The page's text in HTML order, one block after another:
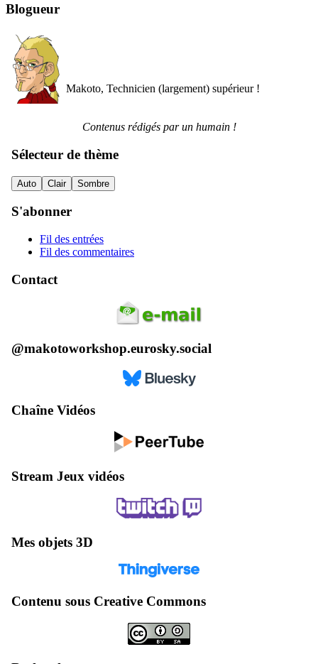
Blogueur
Makoto, Technicien (largement) supérieur !
Contenus rédigés par un humain !
Sélecteur de thème
Auto Clair Sombre
S'abonner
Fil des entrées
Fil des commentaires
Contact
@makotoworkshop.eurosky.social
Chaîne Vidéos
Stream Jeux vidéos
Mes objets 3D
Contenu sous Creative Commons